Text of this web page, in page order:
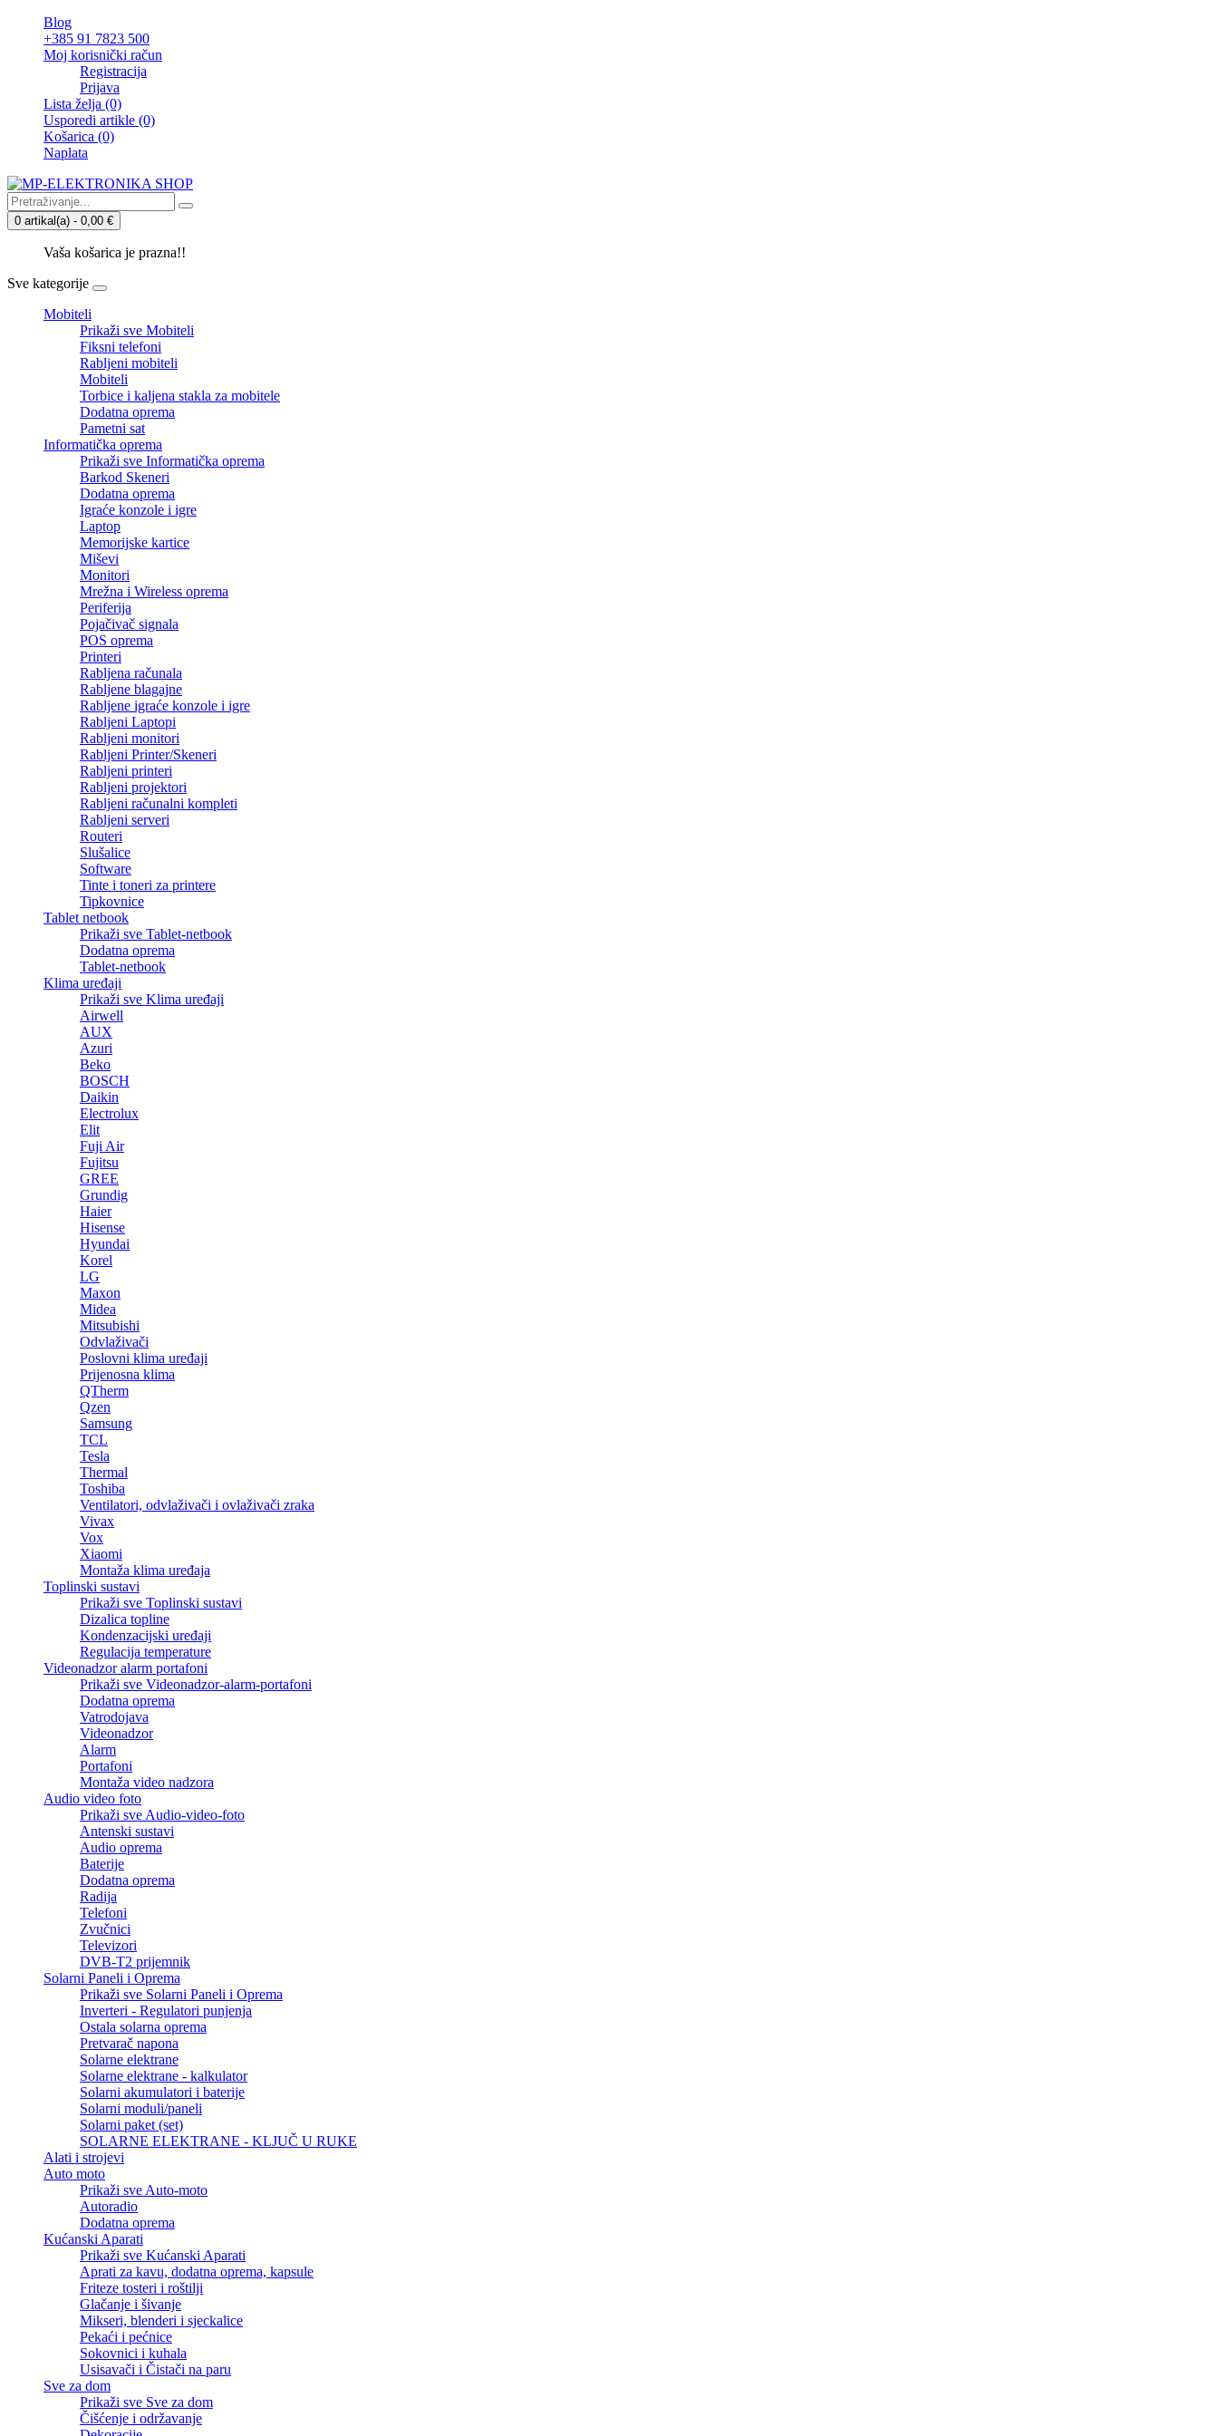
Blog
+385 91 7823 500
Moj korisnički račun
Registracija
Prijava
Lista želja (0)
Usporedi artikle (0)
Košarica (0)
Naplata
0 artikal(a) - 0,00 €
Vaša košarica je prazna!!
Sve kategorije
Mobiteli
Prikaži sve Mobiteli
Fiksni telefoni
Rabljeni mobiteli
Mobiteli
Torbice i kaljena stakla za mobitele
Dodatna oprema
Pametni sat
Informatička oprema
Prikaži sve Informatička oprema
Barkod Skeneri
Dodatna oprema
Igraće konzole i igre
Laptop
Memorijske kartice
Miševi
Monitori
Mrežna i Wireless oprema
Periferija
Pojačivač signala
POS oprema
Printeri
Rabljena računala
Rabljene blagajne
Rabljene igraće konzole i igre
Rabljeni Laptopi
Rabljeni monitori
Rabljeni Printer/Skeneri
Rabljeni printeri
Rabljeni projektori
Rabljeni računalni kompleti
Rabljeni serveri
Routeri
Slušalice
Software
Tinte i toneri za printere
Tipkovnice
Tablet netbook
Prikaži sve Tablet-netbook
Dodatna oprema
Tablet-netbook
Klima uređaji
Prikaži sve Klima uređaji
Airwell
AUX
Azuri
Beko
BOSCH
Daikin
Electrolux
Elit
Fuji Air
Fujitsu
GREE
Grundig
Haier
Hisense
Hyundai
Korel
LG
Maxon
Midea
Mitsubishi
Odvlaživači
Poslovni klima uređaji
Prijenosna klima
QTherm
Qzen
Samsung
TCL
Tesla
Thermal
Toshiba
Ventilatori, odvlaživači i ovlaživači zraka
Vivax
Vox
Xiaomi
Montaža klima uređaja
Toplinski sustavi
Prikaži sve Toplinski sustavi
Dizalica topline
Kondenzacijski uređaji
Regulacija temperature
Videonadzor alarm portafoni
Prikaži sve Videonadzor-alarm-portafoni
Dodatna oprema
Vatrodojava
Videonadzor
Alarm
Portafoni
Montaža video nadzora
Audio video foto
Prikaži sve Audio-video-foto
Antenski sustavi
Audio oprema
Baterije
Dodatna oprema
Radija
Telefoni
Zvučnici
Televizori
DVB-T2 prijemnik
Solarni Paneli i Oprema
Prikaži sve Solarni Paneli i Oprema
Inverteri - Regulatori punjenja
Ostala solarna oprema
Pretvarač napona
Solarne elektrane
Solarne elektrane - kalkulator
Solarni akumulatori i baterije
Solarni moduli/paneli
Solarni paket (set)
SOLARNE ELEKTRANE - KLJUČ U RUKE
Alati i strojevi
Auto moto
Prikaži sve Auto-moto
Autoradio
Dodatna oprema
Kućanski Aparati
Prikaži sve Kućanski Aparati
Aprati za kavu, dodatna oprema, kapsule
Friteze tosteri i roštilji
Glačanje i šivanje
Mikseri, blenderi i sjeckalice
Pekaći i pećnice
Sokovnici i kuhala
Usisavači i Čistači na paru
Sve za dom
Prikaži sve Sve za dom
Čišćenje i održavanje